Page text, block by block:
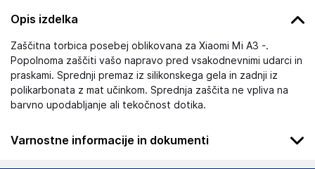
Opis izdelka
Zaščitna torbica posebej oblikovana za Xiaomi Mi A3 -.
Popolnoma zaščiti vašo napravo pred vsakodnevnimi udarci in
praskami. Sprednji premaz iz silikonskega gela in zadnji iz
polikarbonata z mat učinkom. Sprednja zaščita ne vpliva na
barvno upodabljanje ali tekočnost dotika.
Varnostne informacije in dokumenti